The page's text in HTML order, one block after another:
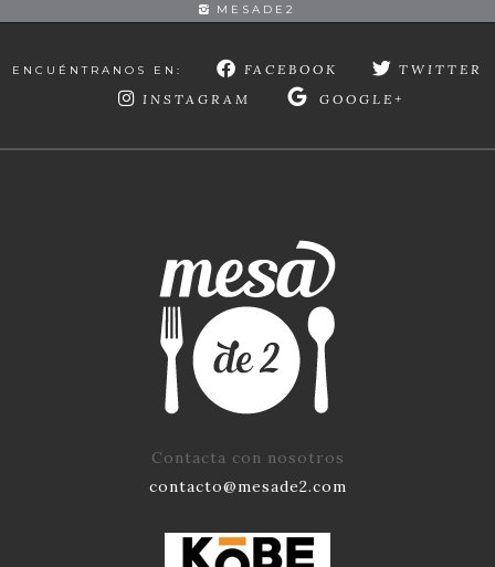
MESADE2
ENCUÉNTRANOS EN: FACEBOOK
TWITTER
INSTAGRAM
GOOGLE+
Contacta con nosotros
contacto@mesade2.com